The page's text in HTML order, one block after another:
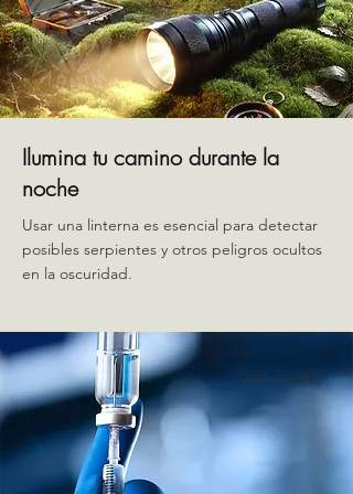
Ilumina tu camino durante la
noche
Usar una linterna es esencial para detectar
posibles serpientes y otros peligros ocultos
en la oscuridad.
Crisis mundial